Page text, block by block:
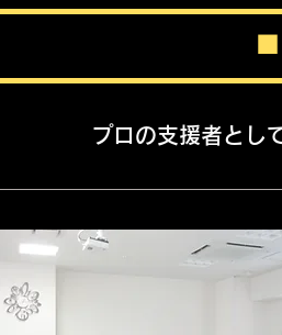
プロの支援者とし